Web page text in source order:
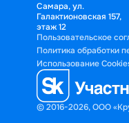
Самара, ул.
Галактионовская 157,
этаж 12
© 2016-2026, ООО
Пользовательское
Политика обработки
Использование